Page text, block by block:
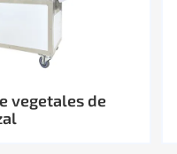
vegetales de